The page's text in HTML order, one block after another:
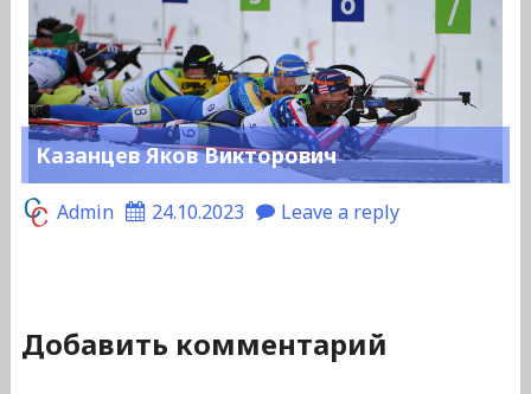
Казанцев Яков Викторович
Admin 24.10.2023 Leave a reply
Добавить комментарий